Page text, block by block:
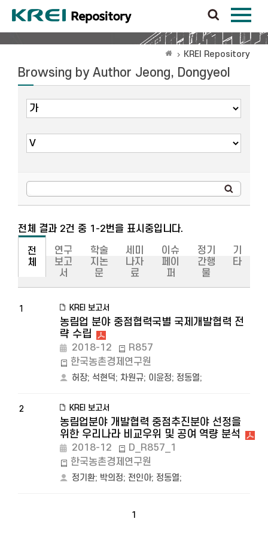
KREI Repository
Browsing by Author Jeong, Dongyeol
전체 결과 2건 중 1-2번을 표시중입니다.
전
체
연구
보고
서
학술
지논
문
세미
나자
료
이슈
페이
퍼
정기
간행
물
기
타
1 KREI 보고서
농림업 분야 중점협력국별 국제개발협력 전
략 수립
2018-12
R857
한국농촌경제연구원
허장; 석현덕; 차원규; 이윤정; 정동열;
2 KREI 보고서
농림업분야 개발협력 중점추진분야 선정을
위한 우리나라 비교우위 및 공여 역량 분석
2018-12
D_R857_1
한국농촌경제연구원
정기환; 박의정; 전인아; 정동열;
1